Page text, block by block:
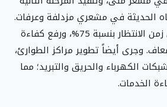
الحديثة في مشعري مزدلفة وعرفات.
ويسهم ذلك في خفض زمن الانتظار بنسبة 75%، ورفع كفاءة
وجرى أيضاً تطوير مراكز الطوارئ،
الكهرباء والحريق والتبريد؛ مما
الخدمات.